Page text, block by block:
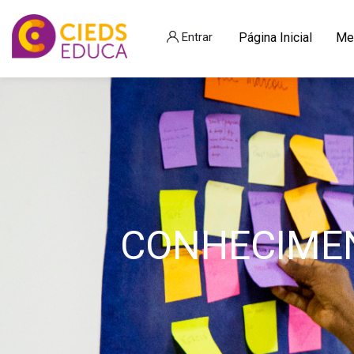
Entrar Página Inicial
Pular [Cieds] Estilo deslizante 2